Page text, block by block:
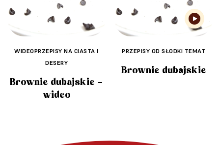
WIDEOPRZEPISY NA CIASTA I
DESERY
Brownie dubajskie –
wideo
PRZEPISY OD SŁODKI TEMAT
Brownie dubajskie